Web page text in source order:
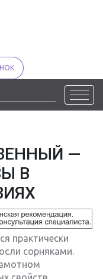
—
В
практически
сорняками.